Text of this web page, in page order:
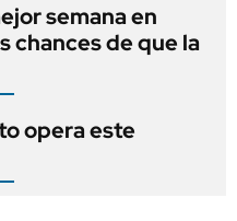
semana en
chances de que la
opera este